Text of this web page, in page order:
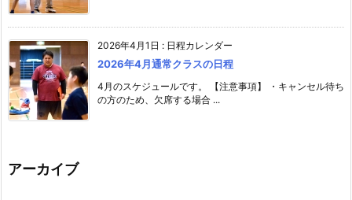
2026年4月1日 : 日程カレンダー
2026年4月通常クラスの日程
4月のスケジュールです。 【注意事項】 ・キャンセル待ち
の方のため、欠席する場合 ...
アーカイブ